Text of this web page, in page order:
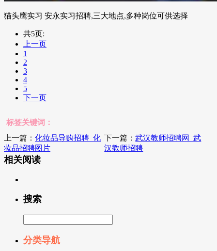
猫头鹰实习 安永实习招聘,三大地点,多种岗位可供选择
共5页:
上一页
1
2
3
4
5
下一页
标签关键词：
上一篇： 化妆品导购招聘_化
妆品招聘图片
下一篇：武汉教师招聘网_武
汉教师招聘
相关阅读
搜索
分类导航